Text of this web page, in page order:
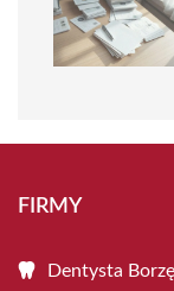
FIRMY
Dentysta